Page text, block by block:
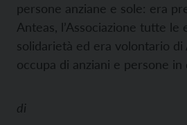
persone anziane e sole: era
Anteas, l’Associazione tutte le
solidarietà ed era volontario di
occupa di anziani e persone in
di